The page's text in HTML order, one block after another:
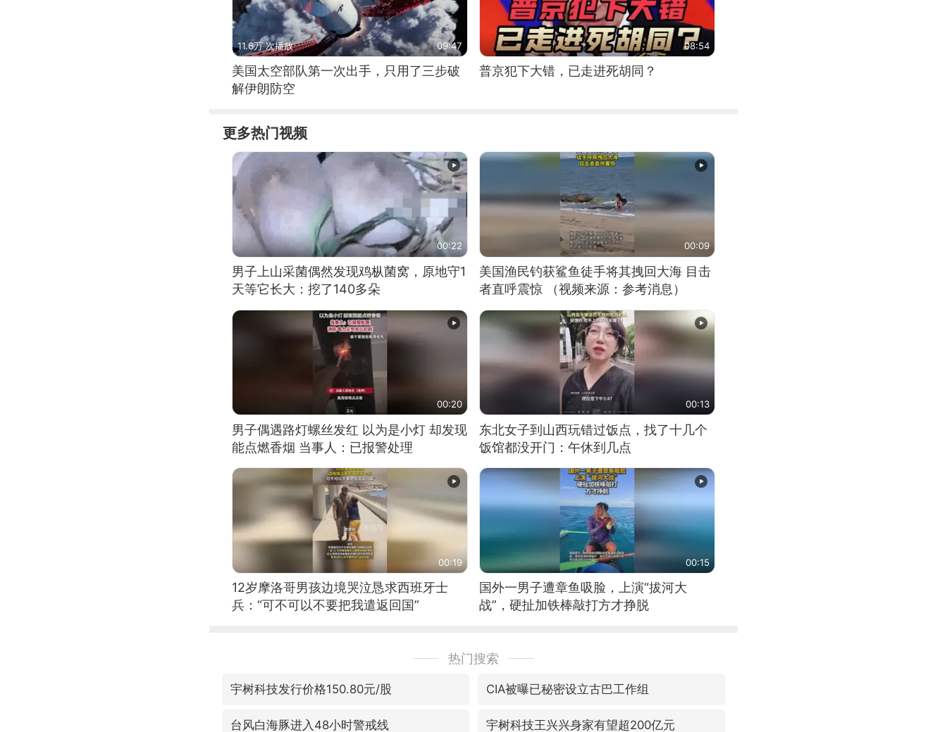
11.6万 次播放 09:47
美国太空部队第一次出手，只用了三步破
解伊朗防空
08:54
普京犯下大错，已走进死胡同？
更多热门视频
00:22
男子上山采菌偶然发现鸡枞菌窝，原地守1
天等它长大：挖了140多朵
00:09
美国渔民钓获鲨鱼徒手将其拽回大海 目击
者直呼震惊 （视频来源：参考消息）
00:20
男子偶遇路灯螺丝发红 以为是小灯 却发现
能点燃香烟 当事人：已报警处理
00:13
东北女子到山西玩错过饭点，找了十几个
饭馆都没开门：午休到几点
00:19
12岁摩洛哥男孩边境哭泣恳求西班牙士
兵：“可不可以不要把我遣返回国”
00:15
国外一男子遭章鱼吸脸，上演“拔河大
战”，硬扯加铁棒敲打方才挣脱
热门搜索
宇树科技发行价格150.80元/股 CIA被曝已秘密设立古巴工作组
台风白海豚进入48小时警戒线 宇树科技王兴兴身家有望超200亿元